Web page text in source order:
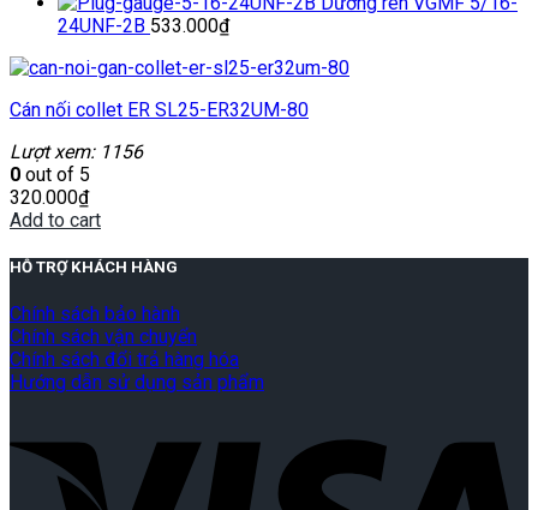
24UNF-2B 533.000₫
Cán nối collet ER SL25-ER32UM-80
Lượt xem: 1156
0 out of 5
320.000₫
Add to cart
HỖ TRỢ KHÁCH HÀNG
Chính sách bảo hành
Chính sách vận chuyển
Chính sách đổi trả hàng hóa
Hướng dẫn sử dụng sản phẩm